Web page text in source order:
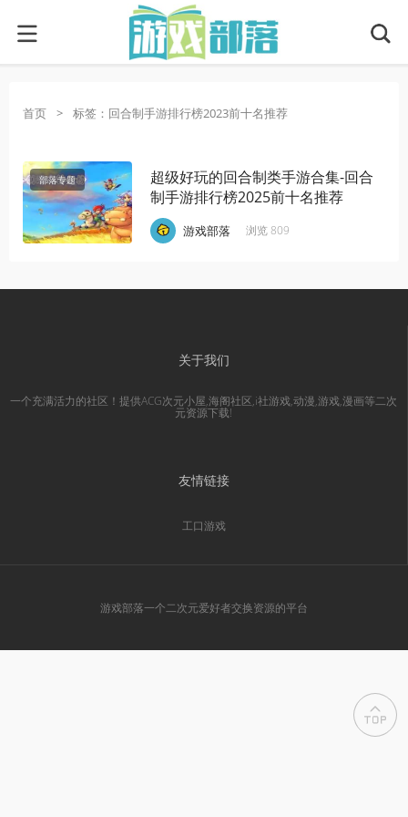
首页 > 标签：回合制手游排行榜2023前十名推荐
部落专题
超级好玩的回合制类手游合集-回合
制手游排行榜2025前十名推荐
游戏部落 浏览 809
关于我们
一个充满活力的社区！提供ACG次元小屋,海阁社区,i社游戏,动漫,游戏,漫画等二次
元资源下载!
友情链接
工口游戏
游戏部落一个二次元爱好者交换资源的平台